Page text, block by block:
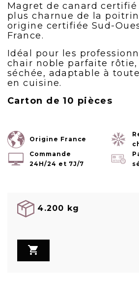
Magret de canard certifié
plus charnue de la
origine certifiée Sud-
France.
Idéal pour les
chair noble parfaite rôtie,
séchée, adaptable à
en cuisine.
Carton de 10 pièces
Origine France
Commande
24H/24 et 7J/7
4.200 kg
